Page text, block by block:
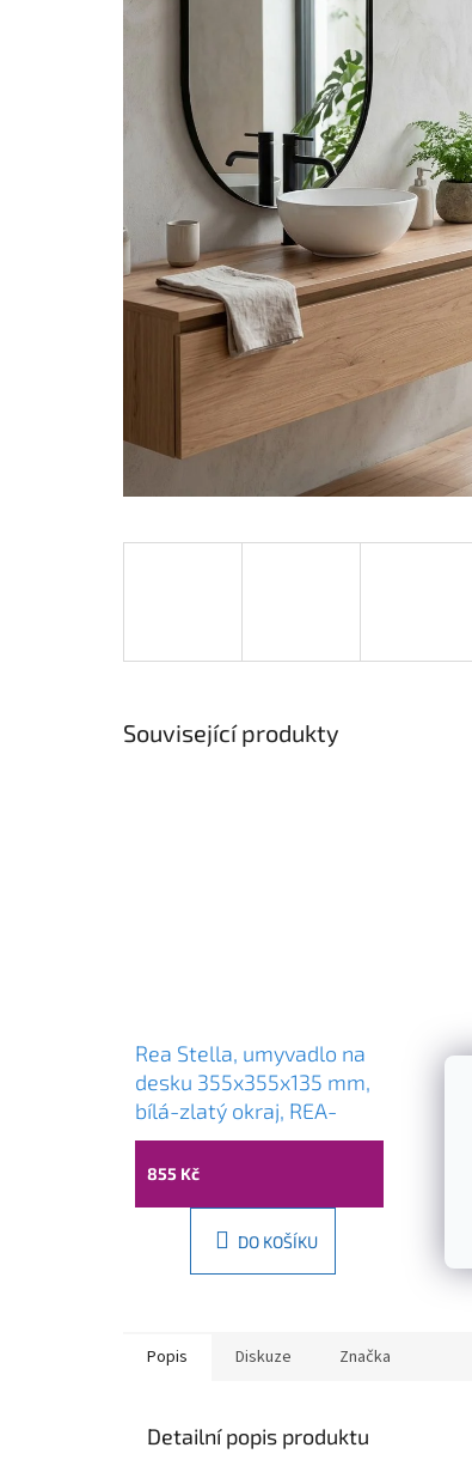
Související produkty
Rea Stella, umyvadlo na
desku 355x355x135 mm,
bílá-zlatý okraj, REA-
U7445
855 Kč
DO KOŠÍKU
Popis Diskuze Značka
Detailní popis produktu